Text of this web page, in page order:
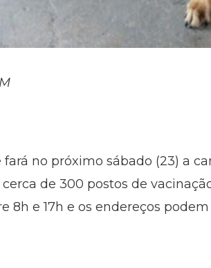
no próximo sábado (23) a
de 300 postos de
8h e 17h e os endereços